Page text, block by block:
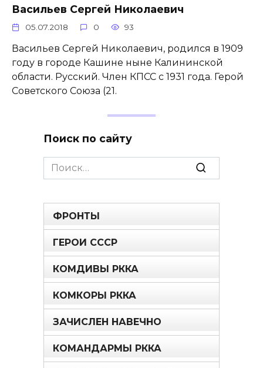
Васильев Сергей Николаевич
05.07.2018 0 93
Васильев Сергей Николаевич, родился в 1909
году в городе Кашине ныне Калининской
области. Русский. Член КПСС с 1931 года. Герой
Советского Союза (21.
Поиск по сайту
Search
for:
ФРОНТЫ
ГЕРОИ СССР
КОМДИВЫ РККА
КОМКОРЫ РККА
ЗАЧИСЛЕН НАВЕЧНО
КОМАНДАРМЫ РККА